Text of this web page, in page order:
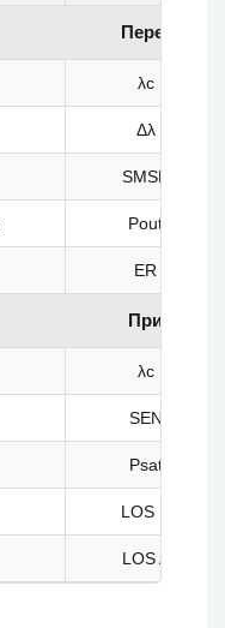
Передатчик
λc
Δλ
SMSR
Pout
ER
Приёмник
λc
SEN
Psat
LOS D
LOS A